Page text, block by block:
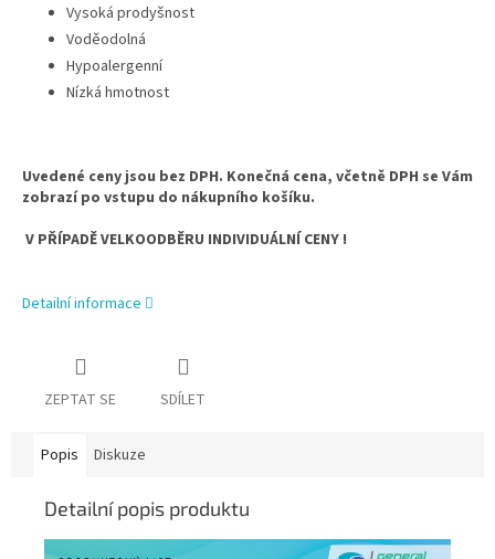
Vysoká prodyšnost
Voděodolná
Hypoalergenní
Nízká hmotnost
Uvedené ceny jsou bez DPH. Konečná cena, včetně DPH se Vám
zobrazí po vstupu do nákupního košíku.
V PŘÍPADĚ VELKOODBĚRU INDIVIDUÁLNÍ CENY !
Detailní informace
ZEPTAT SE SDÍLET
Popis Diskuze
Detailní popis produktu